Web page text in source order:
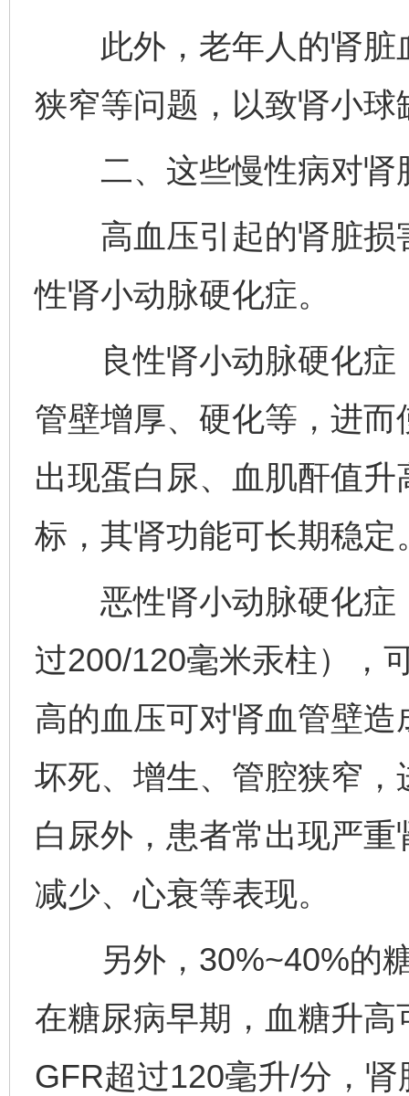
此外，老年人的肾脏
狭窄等问题，以致肾小
二、这些慢性病对肾
高血压引起的肾脏损
性肾小动脉硬化症。
良性肾小动脉硬化症
管壁增厚、硬化等，进
出现蛋白尿、血肌酐值
标，其肾功能可长期稳定
恶性肾小动脉硬化症
过200/120毫米汞柱），
高的血压可对肾血管壁
坏死、增生、管腔狭窄
白尿外，患者常出现严
减少、心衰等表现。
另外，30%~40%的糖
在糖尿病早期，血糖升
GFR超过120毫升/分，